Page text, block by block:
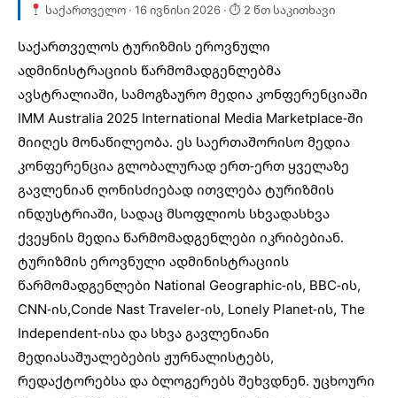
საქართველო · 16 ივნისი 2026 · ⏱ 2 წთ საკითხავი
საქართველოს ტურიზმის ეროვნული
ადმინისტრაციის წარმომადგენლებმა
ავსტრალიაში, სამოგზაურო მედია კონფერენციაში
IMM Australia 2025 International Media Marketplace-ში
მიიღეს მონაწილეობა. ეს საერთაშორისო მედია
კონფერენცია გლობალურად ერთ-ერთ ყველაზე
გავლენიან ღონისძიებად ითვლება ტურიზმის
ინდუსტრიაში, სადაც მსოფლიოს სხვადასხვა
ქვეყნის მედია წარმომადგენლები იკრიბებიან.
ტურიზმის ეროვნული ადმინისტრაციის
წარმომადგენლები National Geographic-ის, BBC-ის,
CNN-ის,Conde Nast Traveler-ის, Lonely Planet-ის, The
Independent-ისა და სხვა გავლენიანი
მედიასაშუალებების ჟურნალისტებს,
რედაქტორებსა და ბლოგერებს შეხვდნენ. უცხოური